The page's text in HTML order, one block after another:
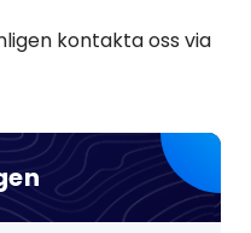
kontakta oss via